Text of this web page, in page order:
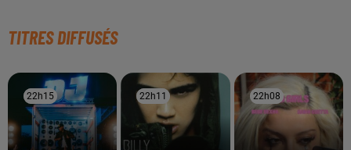
TITRES DIFFUSÉS
22h15
22h15 22h11
22h11 22h08
22h08